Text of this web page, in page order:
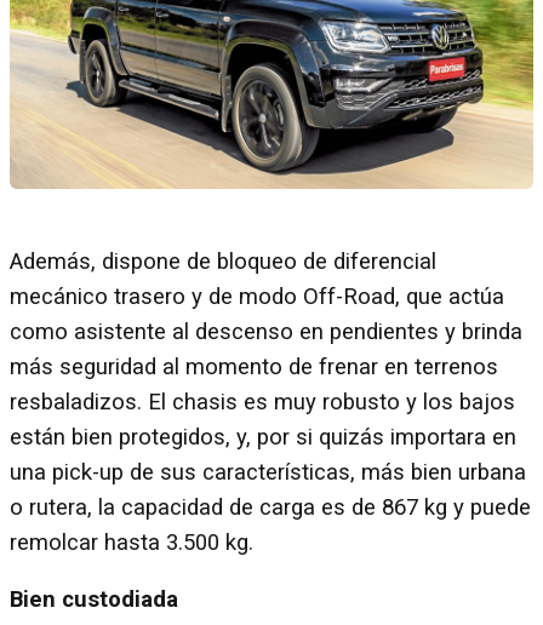
Además, dispone de bloqueo de diferencial
mecánico trasero y de modo Off-Road, que actúa
como asistente al descenso en pendientes y brinda
más seguridad al momento de frenar en terrenos
resbaladizos. El chasis es muy robusto y los bajos
están bien protegidos, y, por si quizás importara en
una pick-up de sus características, más bien urbana
o rutera, la capacidad de carga es de 867 kg y puede
remolcar hasta 3.500 kg.
Bien custodiada